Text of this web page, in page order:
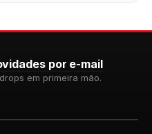
por e-mail
em primeira mão.